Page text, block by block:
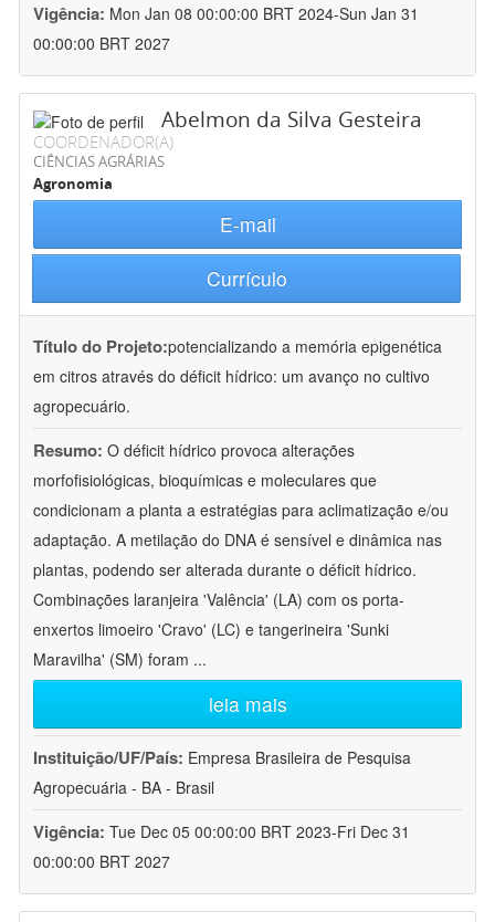
Vigência: Mon Jan 08 00:00:00 BRT 2024-Sun Jan 31
00:00:00 BRT 2027
Abelmon da Silva Gesteira
COORDENADOR(A)
CIÊNCIAS AGRÁRIAS
Agronomia
E-mail
Currículo
Título do Projeto:potencializando a memória epigenética
em citros através do déficit hídrico: um avanço no cultivo
agropecuário.
Resumo: O déficit hídrico provoca alterações
morfofisiológicas, bioquímicas e moleculares que
condicionam a planta a estratégias para aclimatização e/ou
adaptação. A metilação do DNA é sensível e dinâmica nas
plantas, podendo ser alterada durante o déficit hídrico.
Combinações laranjeira 'Valência' (LA) com os porta-
enxertos limoeiro 'Cravo' (LC) e tangerineira 'Sunki
Maravilha' (SM) foram ...
leia mais
Instituição/UF/País: Empresa Brasileira de Pesquisa
Agropecuária - BA - Brasil
Vigência: Tue Dec 05 00:00:00 BRT 2023-Fri Dec 31
00:00:00 BRT 2027